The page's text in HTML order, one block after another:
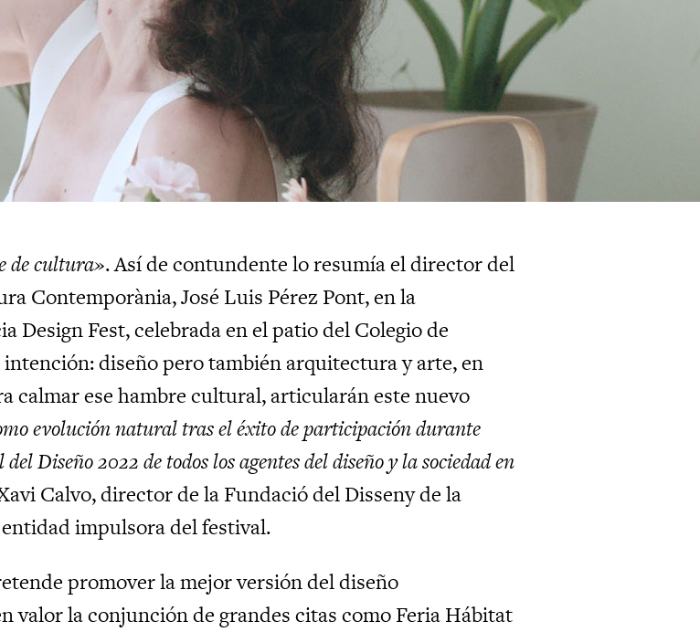
de cultura». Así de contundente lo resumía el director del
Contemporània, José Luis Pérez Pont, en la
Design Fest, celebrada en el patio del Colegio de
diseño pero también arquitectura y arte, en
calmar ese hambre cultural, articularán este nuevo
evolución natural tras el éxito de participación durante
Diseño 2022 de todos los agentes del diseño y la sociedad en
Calvo, director de la Fundació del Disseny de la
impulsora del festival.
promover la mejor versión del diseño
valor la conjunción de grandes citas como Feria Hábitat